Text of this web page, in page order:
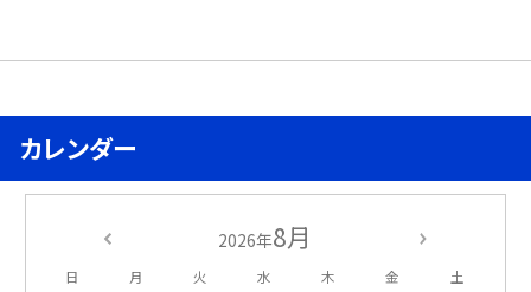
カレンダー
2026年8月
日 月 火 水 木 金 土